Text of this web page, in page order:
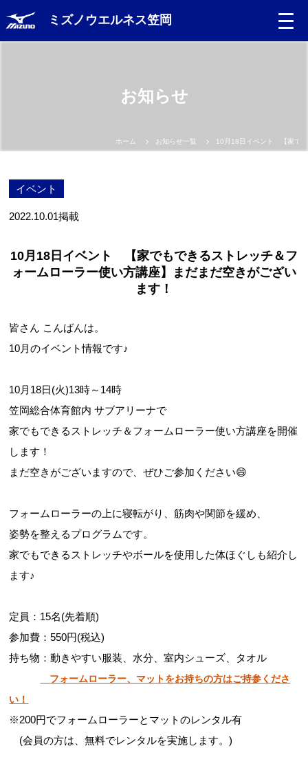
ミズノウエルネス笠岡
お知らせ
ホーム お知らせ一覧 10月18日イベント 【家でも
イベント
2022.10.01掲載
10月18日イベント 【家でもできるストレッチ＆フ
ォームローラー使い方講座】まだまだ空きがござい
ます！
皆さん こんばんは。
10月のイベント情報です♪
10月18日(火)13時～14時
笠岡総合体育館内 サブアリーナで
家でもできるストレッチ＆フォームローラー使い方講座を開催
します！
まだ空きがございますので、ぜひご参加ください😄
フォームローラーの上に寝転がり、筋肉や関節を緩め、
姿勢を整えるプログラムです。
家でもできるストレッチやボールを使用した体ほぐしも紹介し
ます♪
定員：15名(先着順)
参加費：550円(税込)
持ち物：動きやすい服装、水分、室内シューズ、タオル
フォームローラー、マットをお持ちの方はご持参くださ
い！
※200円でフォームローラーとマットのレンタル有
(会員の方は、無料でレンタルを実施します。)